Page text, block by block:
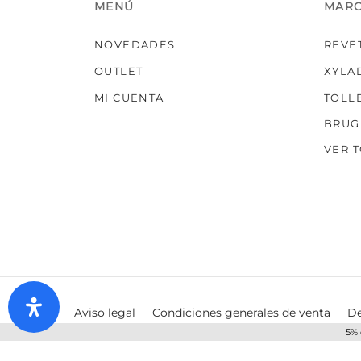
MENÚ
NOVEDADES
OUTLET
MI CUENTA
VER
Aviso legal Condiciones generales de venta